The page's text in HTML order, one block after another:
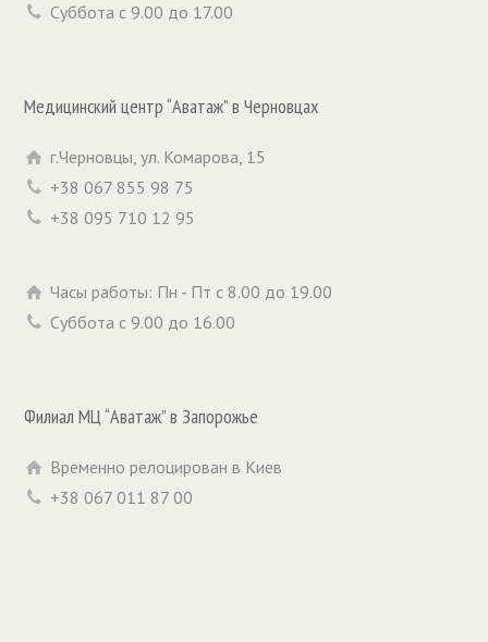
Суббота с 9.00 до 17.00
Медицинский центр “Аватаж” в Черновцах
г.Черновцы, ул. Комарова, 15
+38 067 855 98 75
+38 095 710 12 95
Часы работы: Пн - Пт с 8.00 до 19.00
Суббота с 9.00 до 16.00
Филиал МЦ “Аватаж” в Запорожье
Временно релоцирован в Киев
+38 067 011 87 00